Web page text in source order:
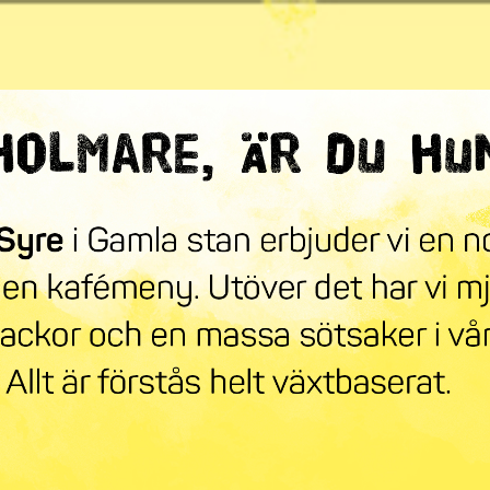
världen
Syre Play Nyhetsbrev Stöd oss Mer